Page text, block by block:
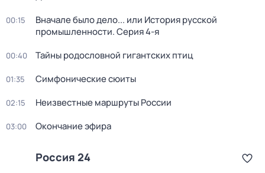
00:15
Вначале было дело... или История русской
промышленности. Серия 4-я
00:40 Тайны родословной гигантских птиц
01:35 Симфонические сюиты
02:15 Неизвестные маршруты России
03:00 Окончание эфира
Россия 24